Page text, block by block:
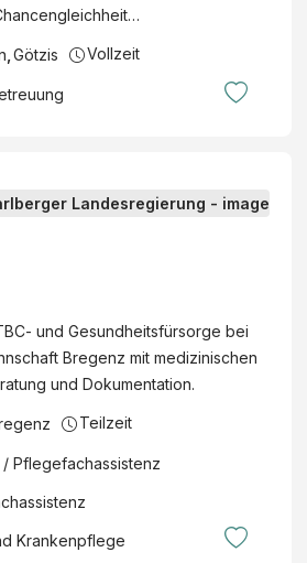
,Götzis Vollzeit
und Gesundheitsfürsorge bei
Bregenz mit medizinischen
und Dokumentation.
Teilzeit
Pflegefachassistenz
Krankenpflege